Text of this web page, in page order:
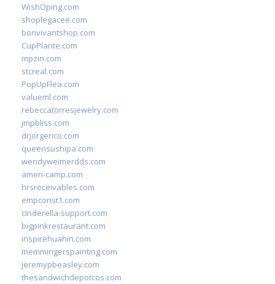
WishOping.com
shoplegacee.com
bonvivantshop.com
CupPlante.com
mpzin.com
stcreal.com
PopUpFlea.com
valueml.com
rebeccatorresjewelry.com
jmpbliss.com
drjorgerico.com
queensushipa.com
wendyweimerdds.com
ameri-camp.com
hrsreceivables.com
empconst1.com
cinderella-support.com
bigpinkrestaurant.com
inspirehuahin.com
memmingerspainting.com
jeremypbeasley.com
thesandwichdepotcos.com